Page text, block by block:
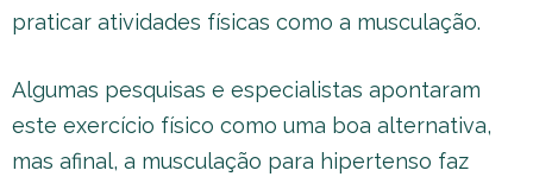
praticar atividades físicas como a musculação.
Algumas pesquisas e especialistas apontaram
este exercício físico como uma boa alternativa,
mas afinal, a musculação para hipertenso faz